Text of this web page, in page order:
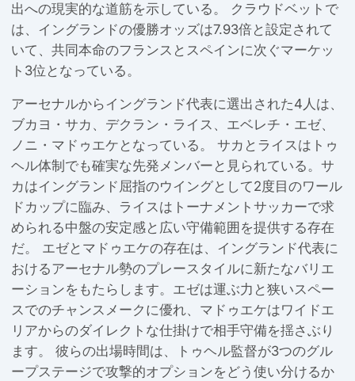
出への現実的な道筋を示している。 クラウドベットで
は、イングランドの優勝オッズは7.93倍と設定されて
いて、共同本命のフランスとスペインに次ぐマーケッ
ト3位となっている。
アーセナルからイングランド代表に選出された4人は、
ブカヨ・サカ、デクラン・ライス、エベレチ・エゼ、
ノニ・マドゥエケとなっている。 サカとライスはトゥ
ヘル体制でも確実な先発メンバーと見られている。サ
カはイングランド屈指のウイングとして2度目のワール
ドカップに臨み、ライスはトーナメントサッカーで求
められる中盤の安定感と広い守備範囲を提供する存在
だ。 エゼとマドゥエケの存在は、イングランド代表に
おけるアーセナル勢のプレースタイルに新たなバリエ
ーションをもたらします。エゼは運ぶ力と狭いスペー
スでのチャンスメークに優れ、マドゥエケはワイドエ
リアからのダイレクトな仕掛けで相手守備を揺さぶり
ます。 彼らの出場時間は、トゥヘル監督が3つのグル
ープステージで攻撃的オプションをどう使い分けるか